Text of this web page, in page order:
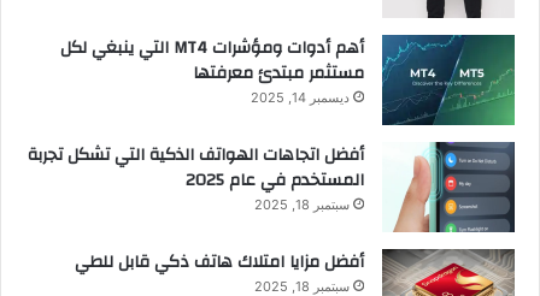
أهم أدوات ومؤشرات MT4 التي ينبغي لكل
مستثمر مبتدئ معرفتها
ديسمبر 14, 2025
أفضل اتجاهات الهواتف الذكية التي تشكل تجربة
المستخدم في عام 2025
سبتمبر 18, 2025
أفضل مزايا امتلاك هاتف ذكي قابل للطي
سبتمبر 18, 2025